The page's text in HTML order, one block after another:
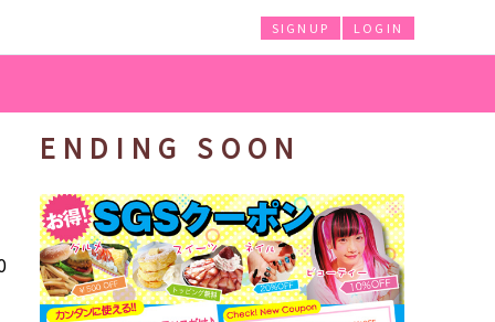
LOGIN
SIGNUP
ENDING SOON